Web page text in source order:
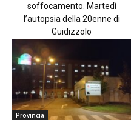
soffocamento. Martedì
l’autopsia della 20enne di
Guidizzolo
Provincia